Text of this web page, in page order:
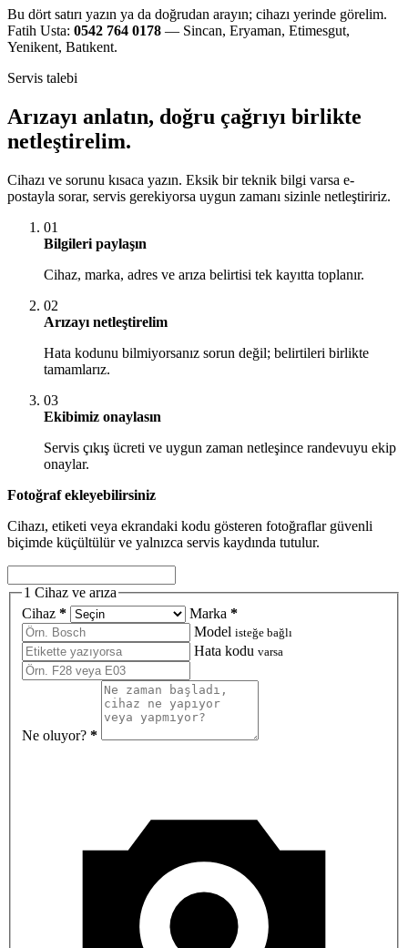
Bu dört satırı yazın ya da doğrudan arayın; cihazı yerinde görelim.
Fatih Usta: 0542 764 0178 — Sincan, Eryaman, Etimesgut,
Yenikent, Batıkent.
Servis talebi
Arızayı anlatın, doğru çağrıyı birlikte
netleştirelim.
Cihazı ve sorunu kısaca yazın. Eksik bir teknik bilgi varsa e-
postayla sorar, servis gerekiyorsa uygun zamanı sizinle netleştiririz.
01
Bilgileri paylaşın
Cihaz, marka, adres ve arıza belirtisi tek kayıtta toplanır.
02
Arızayı netleştirelim
Hata kodunu bilmiyorsanız sorun değil; belirtileri birlikte
tamamlarız.
03
Ekibimiz onaylasın
Servis çıkış ücreti ve uygun zaman netleşince randevuyu ekip
onaylar.
Fotoğraf ekleyebilirsiniz
Cihazı, etiketi veya ekrandaki kodu gösteren fotoğraflar güvenli
biçimde küçültülür ve yalnızca servis kaydında tutulur.
1 Cihaz ve arıza
Cihaz * Marka *
Model isteğe bağlı
Hata kodu varsa
Ne oluyor? *